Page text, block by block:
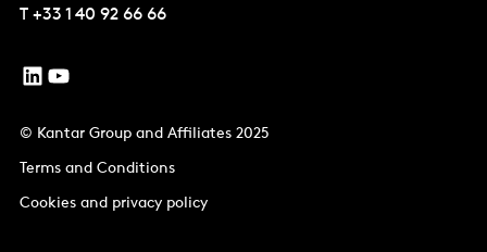
T +33 1 40 92 66 66
© Kantar Group and Affiliates 2025
Terms and Conditions
Cookies and privacy policy